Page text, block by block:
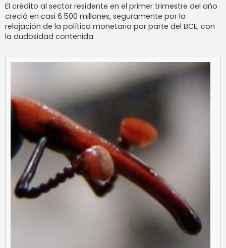
El crédito al sector residente en el primer trimestre del año
creció en casi 6.500 millones, seguramente por la
relajación de la política monetaria por parte del BCE, con
la dudosidad contenida.